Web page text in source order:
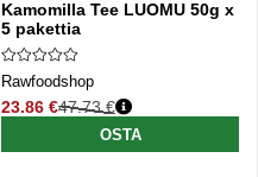
Kamomilla Tee LUOMU 50g x
5 pakettia
Rawfoodshop
23.86 €
Normaali hinta
47.73 €
OSTA